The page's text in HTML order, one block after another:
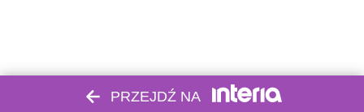
PRZEJDŹ NA